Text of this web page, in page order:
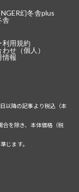
幻冬舎plus
舎
利用規約
せ（個人）
情報
以降の記事より税込（本
合を除き、本体価格（税
じます。